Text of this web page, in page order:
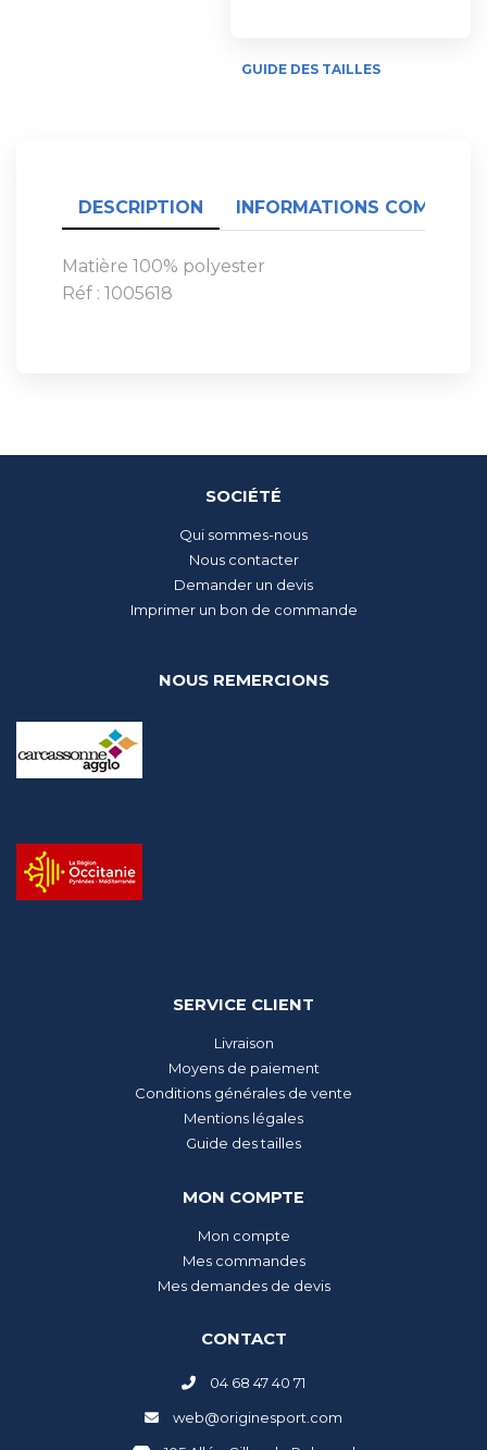
GUIDE DES TAILLES
DESCRIPTION INFORMATIONS
Matière 100% polyester
Réf : 1005618
SOCIÉTÉ
Qui sommes-nous
Nous contacter
Demander un devis
Imprimer un bon de commande
NOUS REMERCIONS
SERVICE CLIENT
Livraison
Moyens de paiement
Conditions générales de vente
Mentions légales
Guide des tailles
MON COMPTE
Mon compte
Mes commandes
Mes demandes de devis
CONTACT
04 68 47 40 71
web@originesport.com